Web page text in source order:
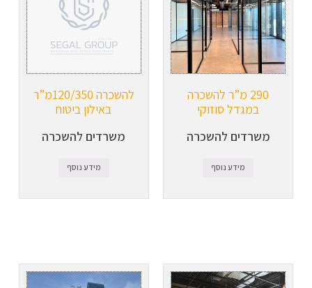
290 מ”ר להשכרה
במגדל סוזוקי
משרדים להשכרה
מידע נוסף
להשכרה 120/350מ”ר
באילון ביטוח
משרדים להשכרה
מידע נוסף